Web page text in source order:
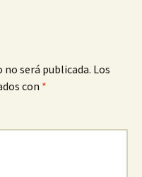
será publicada. Los
con *